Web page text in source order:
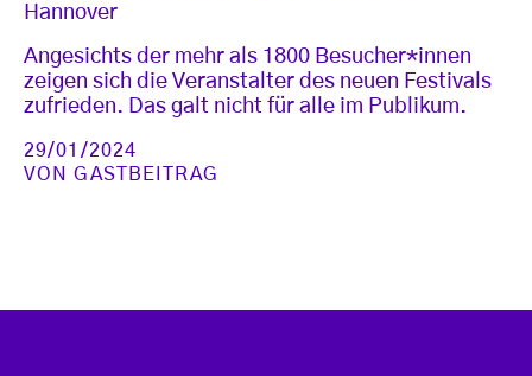
Hannover
Angesichts der mehr als 1800 Besucher*innen
zeigen sich die Veranstalter des neuen Festivals
zufrieden. Das galt nicht für alle im Publikum.
29/01/2024
VONGASTBEITRAG